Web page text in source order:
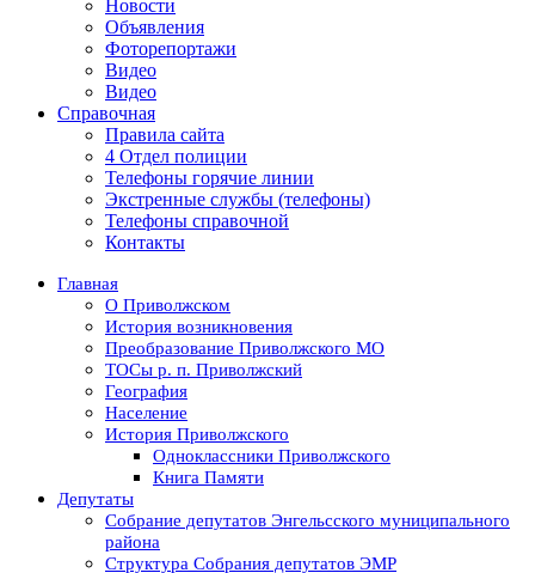
Новости
Объявления
Фоторепортажи
Видео
Видео
Справочная
Правила сайта
4 Отдел полиции
Телефоны горячие линии
Экстренные службы (телефоны)
Телефоны справочной
Контакты
Главная
О Приволжском
История возникновения
Преобразование Приволжского МО
ТОСы р. п. Приволжский
География
Население
История Приволжского
Одноклассники Приволжского
Книга Памяти
Депутаты
Собрание депутатов Энгельсского муниципального
района
Структура Собрания депутатов ЭМР